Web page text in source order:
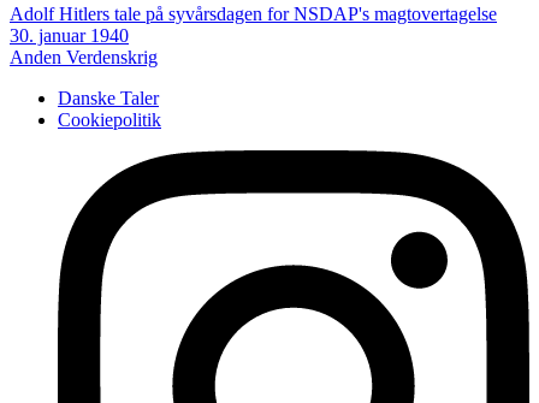
Adolf Hitlers tale på syvårsdagen for NSDAP's magtovertagelse
30. januar 1940
Anden Verdenskrig
Danske Taler
Cookiepolitik